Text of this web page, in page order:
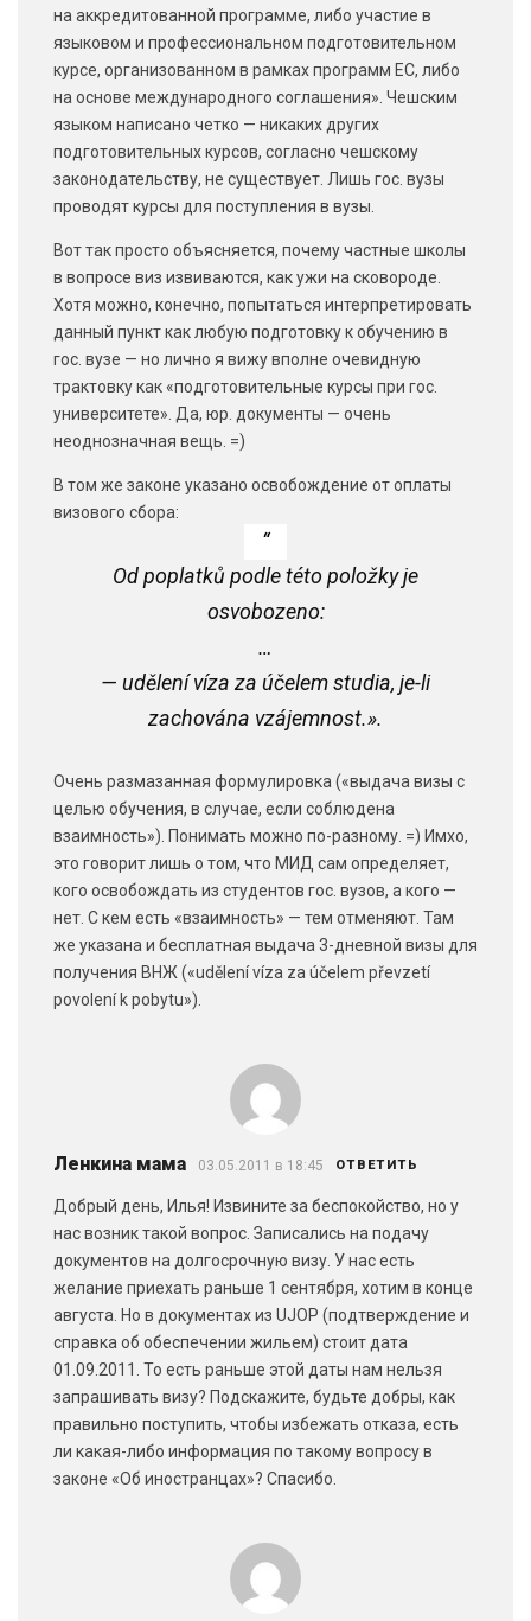
на аккредитованной программе, либо участие в
языковом и профессиональном подготовительном
курсе, организованном в рамках программ ЕС, либо
на основе международного соглашения». Чешским
языком написано четко — никаких других
подготовительных курсов, согласно чешскому
законодательству, не существует. Лишь гос. вузы
проводят курсы для поступления в вузы.
Вот так просто объясняется, почему частные школы
в вопросе виз извиваются, как ужи на сковороде.
Хотя можно, конечно, попытаться интерпретировать
данный пункт как любую подготовку к обучению в
гос. вузе — но лично я вижу вполне очевидную
трактовку как «подготовительные курсы при гос.
университете». Да, юр. документы — очень
неоднозначная вещь. =)
В том же законе указано освобождение от оплаты
визового сбора:
Od poplatků podle této položky je
osvobozeno:
…
— udělení víza za účelem studia, je-li
zachována vzájemnost.».
Очень размазанная формулировка («выдача визы с
целью обучения, в случае, если соблюдена
взаимность»). Понимать можно по-разному. =) Имхо,
это говорит лишь о том, что МИД сам определяет,
кого освобождать из студентов гос. вузов, а кого —
нет. С кем есть «взаимность» — тем отменяют. Там
же указана и бесплатная выдача 3-дневной визы для
получения ВНЖ («udělení víza za účelem převzetí
povolení k pobytu»).
Ленкина мама 03.05.2011 в 18:45 ОТВЕТИТЬ
Добрый день, Илья! Извините за беспокойство, но у
нас возник такой вопрос. Записались на подачу
документов на долгосрочную визу. У нас есть
желание приехать раньше 1 сентября, хотим в конце
августа. Но в документах из UJOP (подтверждение и
справка об обеспечении жильем) стоит дата
01.09.2011. То есть раньше этой даты нам нельзя
запрашивать визу? Подскажите, будьте добры, как
правильно поступить, чтобы избежать отказа, есть
ли какая-либо информация по такому вопросу в
законе «Об иностранцах»? Спасибо.